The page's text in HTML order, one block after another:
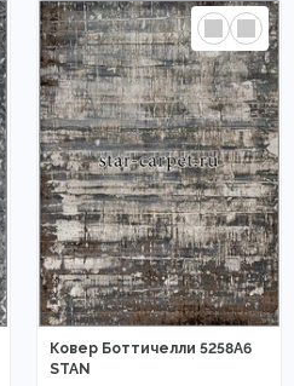
Ковер Боттичелли 5258A6
STAN